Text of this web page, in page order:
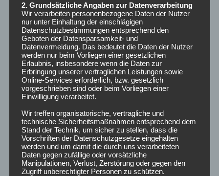
Radio Funkloch
Campusradio der Hochschule Darmstadt
NEUESTE BEITRÄGE
März 2025
Februar 2025
Dezember 2024
Lohnt es sich…?
2. Grundsätzliche Angaben zur Datenverarbeitung
Wir verarbeiten personenbezogene Daten der Nutzer
nur unter Einhaltung der einschlägigen
Datenschutzbestimmungen entsprechend den
Geboten der Datensparsamkeit- und
Datenvermeidung. Das bedeutet die Daten der Nutzer
werden nur beim Vorliegen einer gesetzlichen
Erlaubnis, insbesondere wenn die Daten zur
Erbringung unserer vertraglichen Leistungen sowie
Online-Services erforderlich, bzw. gesetzlich
vorgeschrieben sind oder beim Vorliegen einer
Einwilligung verarbeitet.
Wir treffen organisatorische, vertragliche und
technische Sicherheitsmaßnahmen entsprechend dem
Stand der Technik, um sicher zu stellen, dass die
Vorschriften der Datenschutzgesetze eingehalten
werden und um damit die durch uns verarbeiteten
Daten gegen zufällige oder vorsätzliche
Manipulationen, Verlust, Zerstörung oder gegen den
Zugriff unberechtigter Personen zu schützen.